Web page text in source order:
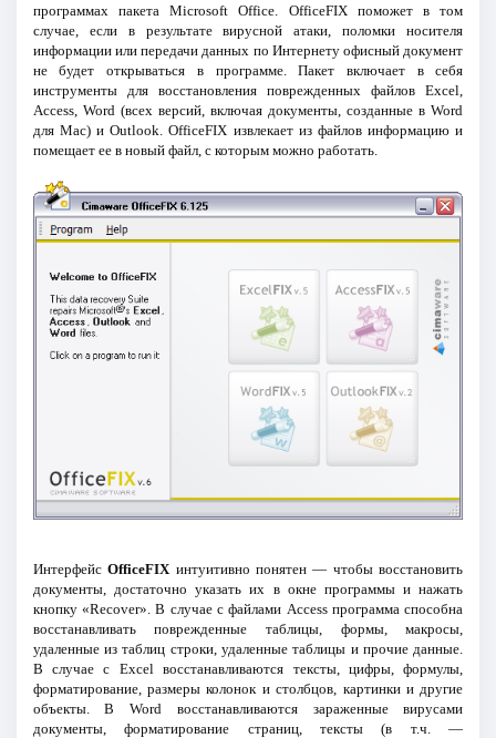
программах пакета Microsoft Office. OfficeFIX поможет в том
случае, если в результате вирусной атаки, поломки носителя
информации или передачи данных по Интернету офисный документ
не будет открываться в программе. Пакет включает в себя
инструменты для восстановления поврежденных файлов Excel,
Access, Word (всех версий, включая документы, созданные в Word
для Mac) и Outlook. OfficeFIX извлекает из файлов информацию и
помещает ее в новый файл, с которым можно работать.
ИнтерфейсOfficeFIX интуитивно понятен — чтобы восстановить
документы, достаточно указать их в окне программы и нажать
кнопку «Recover». В случае с файлами Access программа способна
восстанавливать поврежденные таблицы, формы, макросы,
удаленные из таблиц строки, удаленные таблицы и прочие данные.
В случае с Excel восстанавливаются тексты, цифры, формулы,
форматирование, размеры колонок и столбцов, картинки и другие
объекты. В Word восстанавливаются зараженные вирусами
документы, форматирование страниц, тексты (в т.ч. —